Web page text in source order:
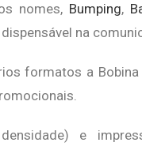
nomes, Bumping,
na
formatos a
e